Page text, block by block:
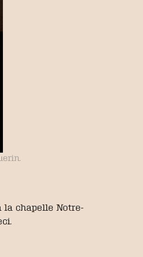
la chapelle Notre-